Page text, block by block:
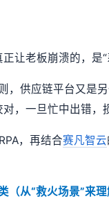
让老板崩溃的，是“
，供应链平台又是
，一旦忙中出错，
，再结合赛凡智云
从“救火场景”来理